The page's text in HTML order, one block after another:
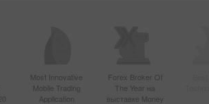
Most Innovative
Mobile Trading
Application
Forex Broker Of
The Year на
выставке Money